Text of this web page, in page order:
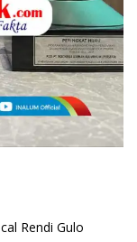
Rendi Gulo